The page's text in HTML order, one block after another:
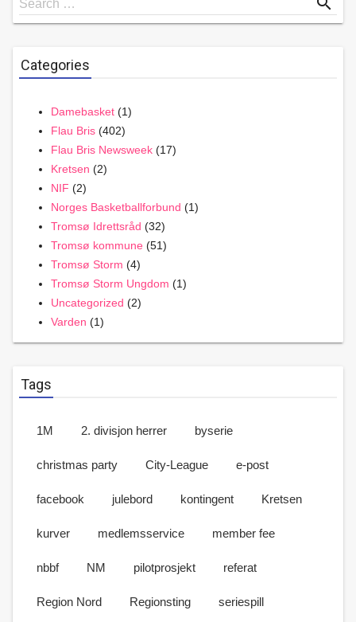
for
Search …
Categories
Damebasket (1)
Flau Bris (402)
Flau Bris Newsweek (17)
Kretsen (2)
NIF (2)
Norges Basketballforbund (1)
Tromsø Idrettsråd (32)
Tromsø kommune (51)
Tromsø Storm (4)
Tromsø Storm Ungdom (1)
Uncategorized (2)
Varden (1)
Tags
1M 2. divisjon herrer byserie
christmas party City-League e-post
facebook julebord kontingent Kretsen
kurver medlemsservice member fee
nbbf NM pilotprosjekt referat
Region Nord Regionsting seriespill